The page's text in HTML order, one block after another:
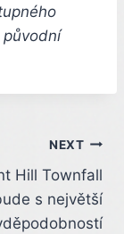
NEXT
Hill Townfall
s největší